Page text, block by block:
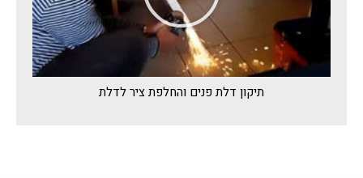
תיקון דלת פנים והחלפת ציר לדלת